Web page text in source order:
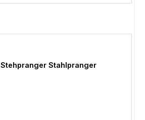
Stehpranger Stahlpranger